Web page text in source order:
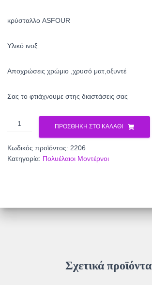
κρύσταλλο ASFOUR
Yλικό ινοξ
Αποχρώσεις χρώμιο ,χρυσό ματ,οξυντέ
Σας το φτιάχνουμε στης διαστάσεις σας
Πολυέλαιος
κρυστάλλινος
ποσότητα
ΠΡΟΣΘΉΚΗ ΣΤΟ ΚΑΛΆΘΙ
Κωδικός προϊόντος: 2206
Κατηγορία: Πολυέλαιοι Μοντέρνοι
Σχετικά προϊόντα